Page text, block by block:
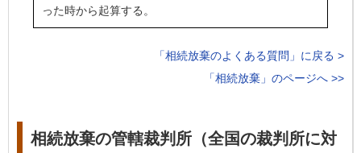
った時から起算する。
「相続放棄のよくある質問」に戻る >
「相続放棄」のページへ >>
相続放棄の管轄裁判所（全国の裁判所に対